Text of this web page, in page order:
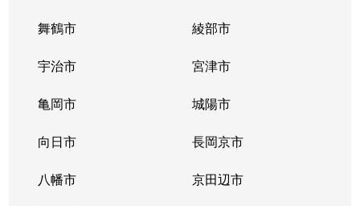
舞鶴市 綾部市
宇治市 宮津市
亀岡市 城陽市
向日市 長岡京市
八幡市 京田辺市